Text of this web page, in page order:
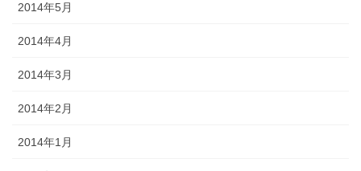
2014年5月
2014年4月
2014年3月
2014年2月
2014年1月